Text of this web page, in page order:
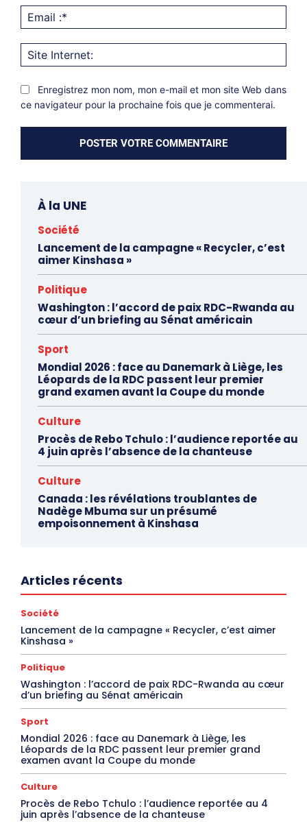
:*
Enregistrez mon nom, mon e-mail et mon site Web dans
ce navigateur pour la prochaine fois que je commenterai.
À la UNE
Société
Lancement de la campagne « Recycler, c’est
aimer Kinshasa »
Politique
Washington : l’accord de paix RDC-Rwanda au
cœur d’un briefing au Sénat américain
Sport
Mondial 2026 : face au Danemark à Liège, les
Léopards de la RDC passent leur premier
grand examen avant la Coupe du monde
Culture
Procès de Rebo Tchulo : l’audience reportée au
4 juin après l’absence de la chanteuse
Culture
Canada : les révélations troublantes de
Nadège Mbuma sur un présumé
empoisonnement à Kinshasa
Articles récents
Société
Lancement de la campagne « Recycler, c’est aimer
Kinshasa »
Politique
Washington : l’accord de paix RDC-Rwanda au cœur
d’un briefing au Sénat américain
Sport
Mondial 2026 : face au Danemark à Liège, les
Léopards de la RDC passent leur premier grand
examen avant la Coupe du monde
Culture
Procès de Rebo Tchulo : l’audience reportée au 4
juin après l’absence de la chanteuse